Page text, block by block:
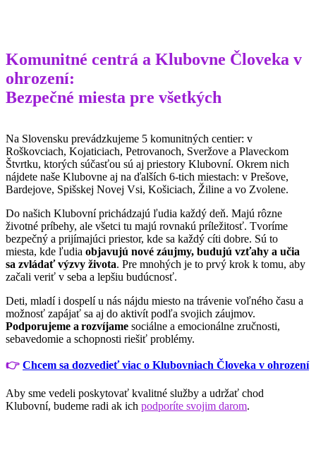
Komunitné centrá a Klubovne Človeka v
ohrození:
Bezpečné miesta pre všetkých
Na Slovensku prevádzkujeme 5 komunitných centier: v
Roškovciach, Kojaticiach, Petrovanoch, Sveržove a Plaveckom
Štvrtku, ktorých súčasťou sú aj priestory Klubovní. Okrem nich
nájdete naše Klubovne aj na ďalších 6-tich miestach: v Prešove,
Bardejove, Spišskej Novej Vsi, Košiciach, Žiline a vo Zvolene.
Do našich Klubovní prichádzajú ľudia každý deň. Majú rôzne
životné príbehy, ale všetci tu majú rovnakú príležitosť. Tvoríme
bezpečný a prijímajúci priestor, kde sa každý cíti dobre. Sú to
miesta, kde ľudia objavujú nové záujmy, budujú vzťahy a učia
sa zvládať výzvy života. Pre mnohých je to prvý krok k tomu, aby
začali veriť v seba a lepšiu budúcnosť.
Deti, mladí i dospelí u nás nájdu miesto na trávenie voľného času a
možnosť zapájať sa aj do aktivít podľa svojich záujmov.
Podporujeme a rozvíjame sociálne a emocionálne zručnosti,
sebavedomie a schopnosti riešiť problémy.
👉 Chcem sa dozvedieť viac o Klubovniach Človeka v ohrození
Aby sme vedeli poskytovať kvalitné služby a udržať chod
Klubovní, budeme radi ak ich podporíte svojim darom.